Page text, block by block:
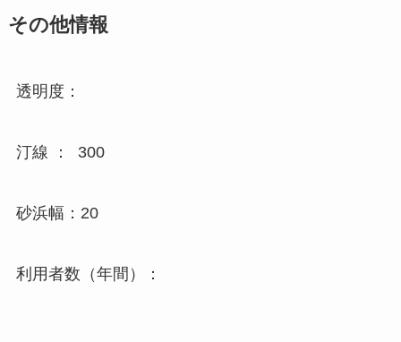
その他情報
透明度：
汀線 ： 300
砂浜幅：20
利用者数（年間）：